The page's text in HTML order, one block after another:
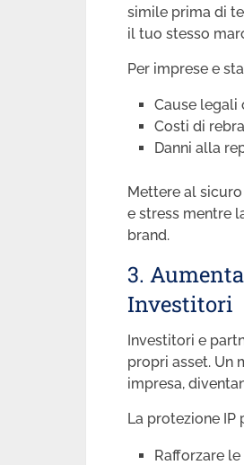
simile prima di
il tuo stesso
Per imprese e
Cause legali
Costi di
Danni alla
Mettere al
e stress mentre
brand.
3.
Investitori
Investitori e
propri asset. Un
impresa,
La protezione IP
Rafforzare